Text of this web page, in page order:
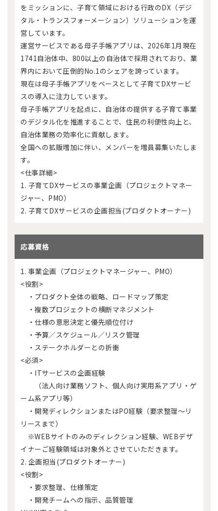
をミッションに、子育て領域における行政のDX（デジ
タル・トランスフォーメーション）ソリューションを運
営しています。
運営サービスである母子手帳アプリは、2026年1月現在
1741自治体中、800以上の自治体で採用されており、業
界内において圧倒的No.1のシェアを誇っています。
現在は母子手帳アプリをベースとして子育てDXサービ
スの導入に注力しています。
母子手帳アプリを起点に、​自治体の提供する子育て事業
のデジタル化を推進することで、住民の利便性向上と、
自治体業務の効率化に貢献します。
全国への拡販増加に伴い、メンバーを増員募集いたしま
す。
<仕事詳細>
1. 子育てDXサービスの事業企画（プロジェクトマネー
ジャー、PMO）
2. 子育てDXサービスの企画担当(プロダクトオーナー)
応募資格
1. 事業企画（プロジェクトマネージャー、PMO）
<役割>
・プロダクト全体の戦略、ロードマップ策定
・複数プロジェクトの横断マネジメント
・仕様の意思決定と優先順位付け
・予算／スケジュール／リスク管理
・ステークホルダーとの折衝
<必須>
・ITサービスの企画経験
（法人向け業務ソフト、個人向け実用系アプリ・ゲ
ーム系アプリ等）
・開発ディレクションまたはPO経験（要求整理～リ
リースまで）
※WEBサイトのみのディレクション経験、WEBデザ
イナーご経験領域は対象外とさせていただきます。
2. 企画担当(プロダクトオーナー)
<役割>
・要求整理、仕様策定
・開発チームへの指示、品質管理